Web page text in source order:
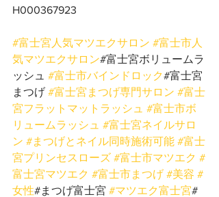
H000367923
#富士宮人気マツエクサロン #富士市人
気マツエクサロン#富士宮ボリュームラ
ッシュ #富士市バインドロック#富士宮
まつげ #富士宮まつげ専門サロン #富士
宮フラットマットラッシュ #富士市ボ
リュームラッシュ #富士宮ネイルサロ
ン #まつげとネイル同時施術可能 #富士
宮プリンセスローズ #富士市マツエク #
富士宮マツエク #富士市まつげ #美容 #
女性#まつげ富士宮 #マツエク富士宮#